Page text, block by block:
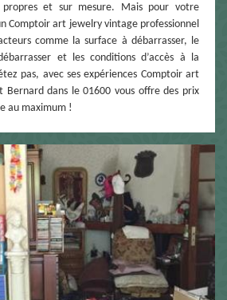
et sur mesure. Mais pour votre
Comptoir art jewelry vintage professionnel
comme la surface à débarrasser, le
et les conditions d’accès à la
pas, avec ses expériences Comptoir art
Bernard dans le 01600 vous offre des prix
au maximum !